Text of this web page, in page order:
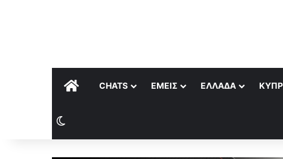
ΑΡΧΙΚΉCHATS ΕΜΕΊΣ ΕΛΛΆΔΑ